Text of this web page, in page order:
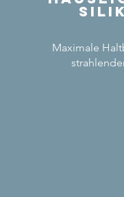
Maximale